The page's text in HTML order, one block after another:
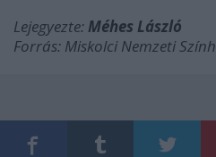
Lejegyezte:Méhes László
Forrás: Miskolci Nemzeti